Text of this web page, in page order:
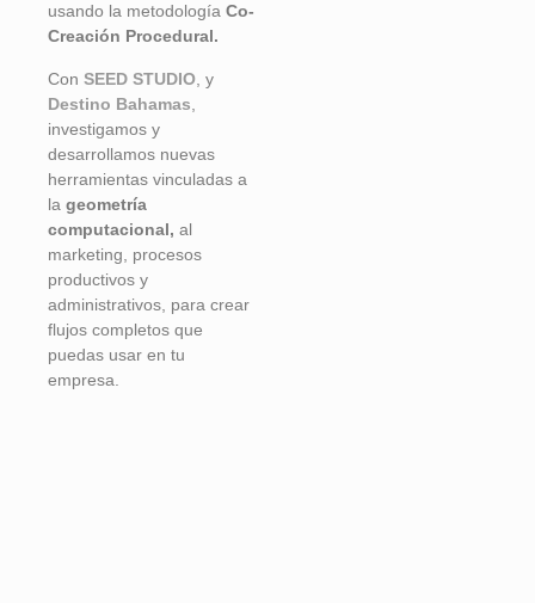
usando la metodología Co-
Creación Procedural.
Con SEED STUDIO , y
Destino Bahamas
investigamos y
desarrollamos nuevas
herramientas vinculadas a
la geometría
computacional, al
marketing, procesos
productivos y
administrativos, para crear
flujos completos que
puedas usar en tu
empresa.